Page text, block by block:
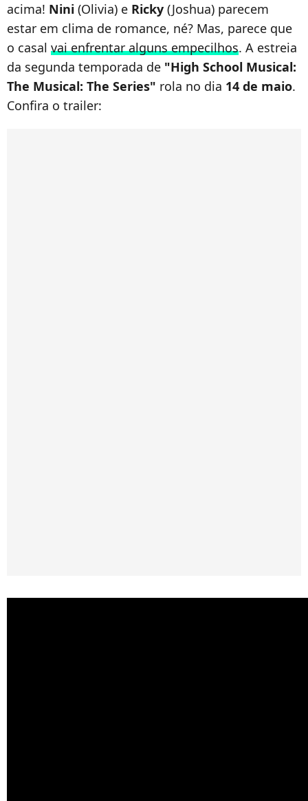
acima! Nini (Olivia) e Ricky (Joshua) parecem
estar em clima de romance, né? Mas, parece que
o casal vai enfrentar alguns empecilhos. A estreia
da segunda temporada de "High School Musical:
The Musical: The Series" rola no dia 14 de maio.
Confira o trailer: